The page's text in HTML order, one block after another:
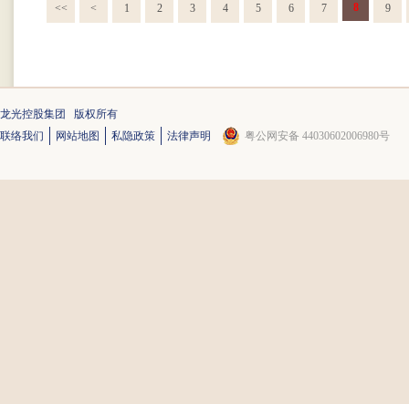
<< < 1 2 3 4 5 6 7 8 9
龙光控股集团 版权所有
联络我们
网站地图 私隐政策 法律声明 粤公网安备 44030602006980号